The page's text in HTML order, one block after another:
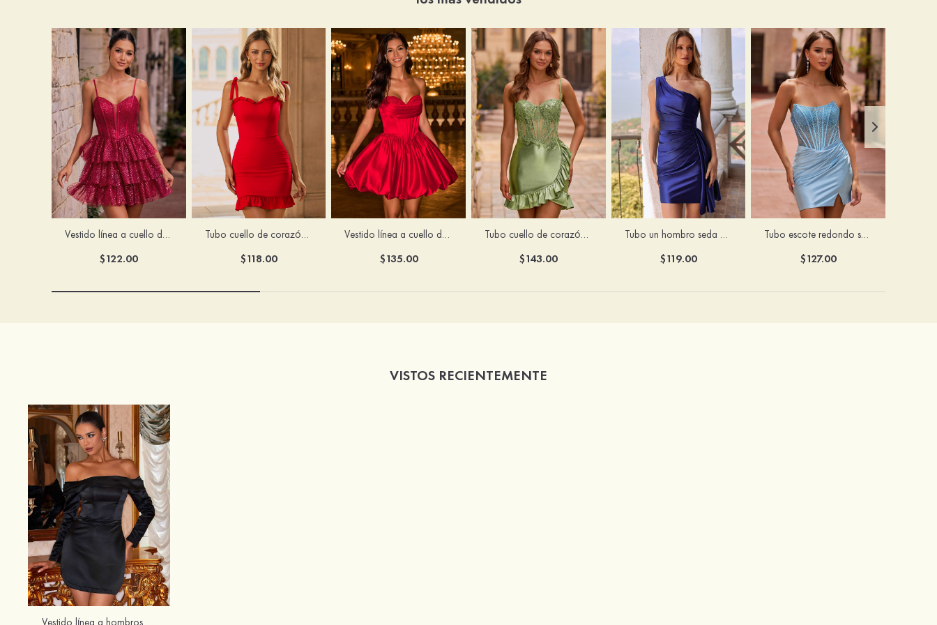
Vestido línea a cuello de corazón lentejuelas corto vestido para homecoming
$122.00
Tubo cuello de corazón gasa corto vestido para homecoming
$118.00
Vestido línea a cuello de corazón satén corto vestido para homecoming
$135.00
Tubo cuello de corazón seda como el satén corto vestido para homecoming
$143.00
Tubo un hombro seda como el satén corto/mini vestido para homecoming
$119.00
Tubo escote redondo seda como el satén corto vestido para homecoming
$127.00
VISTOS RECIENTEMENTE